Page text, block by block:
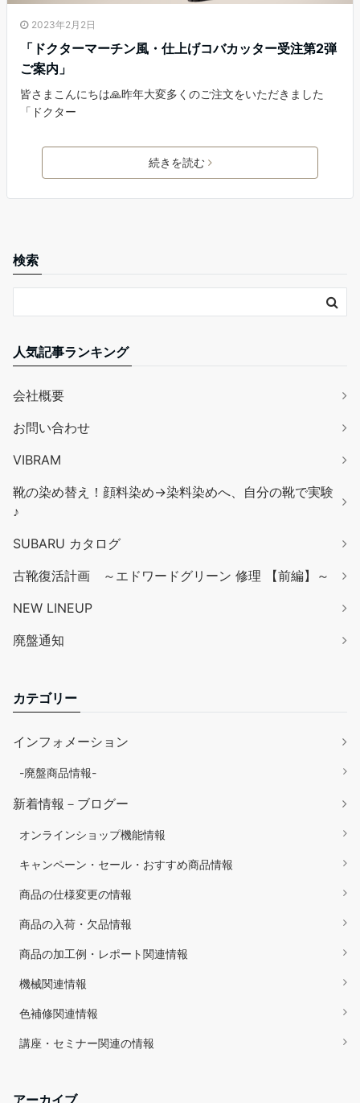
2023年2月2日
「ドクターマーチン風・仕上げコバカッター受注第2弾
ご案内」
皆さまこんにちは🙏昨年大変多くのご注文をいただきました
「ドクター
続きを読む
検索
人気記事ランキング
会社概要
お問い合わせ
VIBRAM
靴の染め替え！顔料染め→染料染めへ、自分の靴で実験
♪
SUBARU カタログ
古靴復活計画 ～エドワードグリーン 修理 【前編】～
NEW LINEUP
廃盤通知
カテゴリー
インフォメーション
-廃盤商品情報-
新着情報－ブログー
オンラインショップ機能情報
キャンペーン・セール・おすすめ商品情報
商品の仕様変更の情報
商品の入荷・欠品情報
商品の加工例・レポート関連情報
機械関連情報
色補修関連情報
講座・セミナー関連の情報